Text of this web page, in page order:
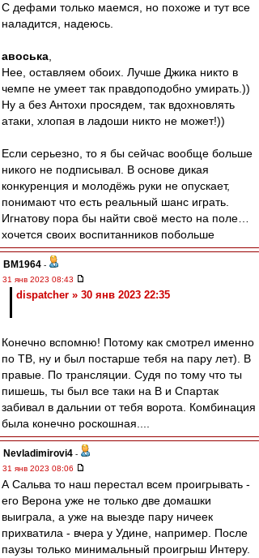
С дефами только маемся, но похоже и тут все
наладится, надеюсь.
авоська
Нее, оставляем обоих. Лучше Джика никто в
чемпе не умеет так правдоподобно умирать.))
Ну а без Антохи просядем, так вдохновлять
атаки, хлопая в ладоши никто не может!))
Если серьезно, то я бы сейчас вообще больше
никого не подписывал. В основе дикая
конкуренция и молодёжь руки не опускает,
понимают что есть реальный шанс играть.
Игнатову пора бы найти своё место на поле…
хочется своих воспитанников побольше
BM1964 -
31 янв 2023 08:43
dispatcher » 30 янв 2023 22:35
Конечно вспомню! Потому как смотрел именно
по ТВ, ну и был постарше тебя на пару лет). В
правые. По трансляции. Судя по тому что ты
пишешь, ты был все таки на В и Спартак
забивал в дальнии от тебя ворота. Комбинация
была конечно роскошная....
Nevladimirovi4 -
31 янв 2023 08:06
А Сальва то наш перестал всем проигрывать -
его Верона уже не только две домашки
выиграла, а уже на выезде пару ничеек
прихватила - вчера у Удине, например. После
паузы только минимальный проигрыш Интеру.